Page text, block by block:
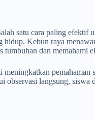
satu cara paling efektif
Kebun raya
dan memahami
pemahaman
langsung, siswa